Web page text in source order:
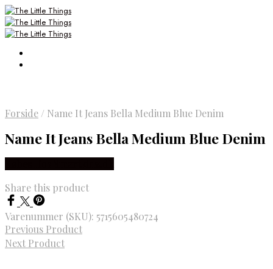
Forside / Name It Jeans Bella Medium Blue Denim
Name It Jeans Bella Medium Blue Denim
Share this product
Varenummer (SKU): 5715605480724
Previous Product
Next Product